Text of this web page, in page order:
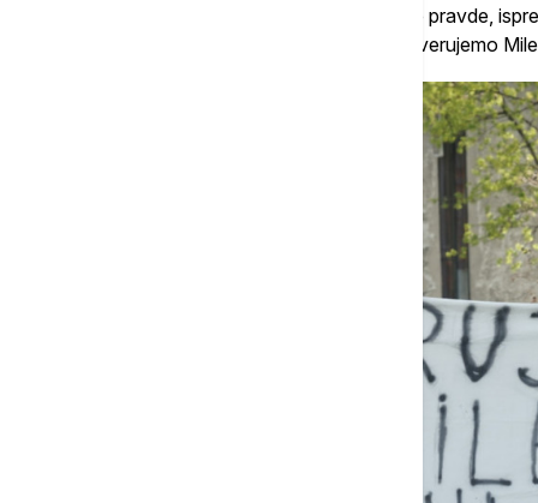
Dušanom Savićem stigao u zgradu Palate pravde,
aktivisti sa transparentom na kojem piše "verujemo